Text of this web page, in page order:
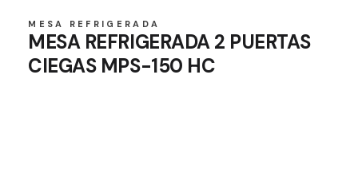
MESA REFRIGERADA
MESA REFRIGERADA 2 PUERTAS
CIEGAS MPS-150 HC